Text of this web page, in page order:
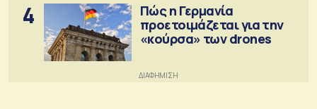
4
Πώς η Γερμανία
προετοιμάζεται για την
«κούρσα» των drones